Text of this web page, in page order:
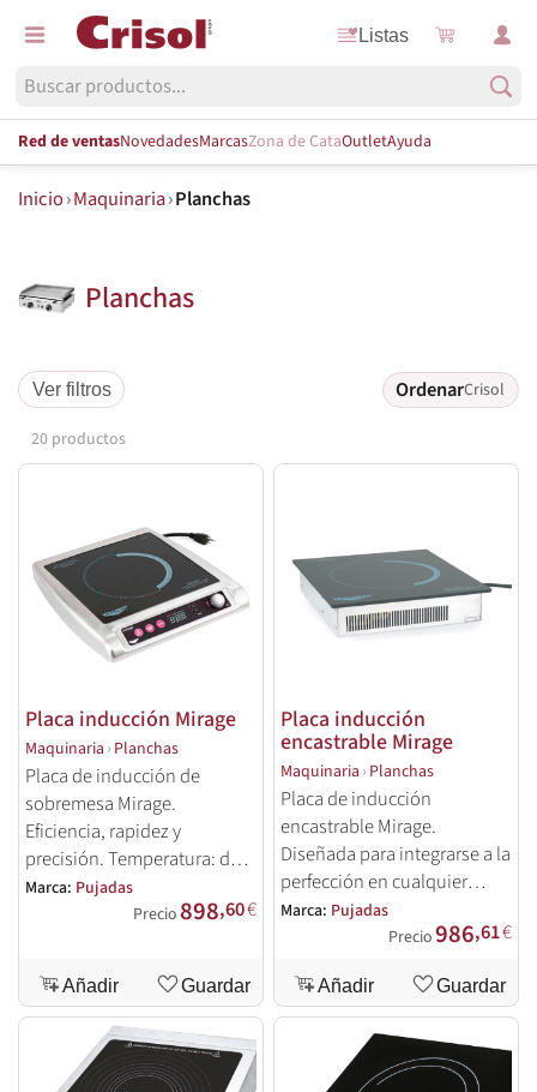
Listas
Red de ventasNovedadesMarcasZona de CataOutletAyuda
Inicio›Maquinaria›Planchas
Planchas
Ver filtros OrdenarCrisol
20 productos
Placa inducción Mirage
Maquinaria › Planchas
Placa de inducción de
sobremesa Mirage.
Eficiencia, rapidez y
precisión. Temperatura: de
38 a 204ºC.
Marca: Pujadas
Precio898,60€
Añadir Guardar
Placa inducción
encastrable Mirage
Maquinaria › Planchas
Placa de inducción
encastrable Mirage.
Diseñada para integrarse a la
perfección en cualquier
cocina profesional.
Marca: Pujadas
Precio986,61€
Añadir Guardar